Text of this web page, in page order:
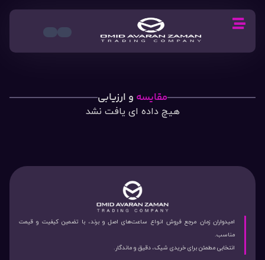
مقایسه و ارزیابی
هیچ داده ای یافت نشد
امیدواران زمان مرجع فروش انواع ساعت‌های اصل و برند، با تضمین کیفیت و قیمت
مناسب.
انتخابی مطمئن برای خریدی شیک، دقیق و ماندگار.